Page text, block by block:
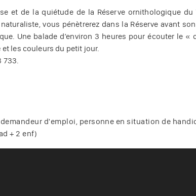
et de la quiétude de la Réserve ornithologique du
vous pénètrerez dans la Réserve avant
Une balade d’environ 3 heures pour écouter le «
les couleurs du petit jour.
d'emploi, personne en situation de
+ 2 enf)